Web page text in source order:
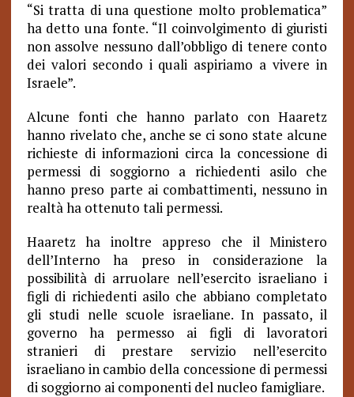
“Si tratta di una questione molto problematica”
ha detto una fonte. “Il coinvolgimento di giuristi
non assolve nessuno dall’obbligo di tenere conto
dei valori secondo i quali aspiriamo a vivere in
Israele”.
Alcune fonti che hanno parlato con Haaretz
hanno rivelato che, anche se ci sono state alcune
richieste di informazioni circa la concessione di
permessi di soggiorno a richiedenti asilo che
hanno preso parte ai combattimenti, nessuno in
realtà ha ottenuto tali permessi.
Haaretz ha inoltre appreso che il Ministero
dell’Interno ha preso in considerazione la
possibilità di arruolare nell’esercito israeliano i
figli di richiedenti asilo che abbiano completato
gli studi nelle scuole israeliane. In passato, il
governo ha permesso ai figli di lavoratori
stranieri di prestare servizio nell’esercito
israeliano in cambio della concessione di permessi
di soggiorno ai componenti del nucleo famigliare.